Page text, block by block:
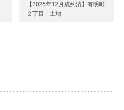
【2025年12月成約済】有明町
２丁目 土地